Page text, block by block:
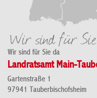
Wir sind für Sie da
Landratsamt Main-
Gartenstraße 1
97941 Tauberbischofsheim